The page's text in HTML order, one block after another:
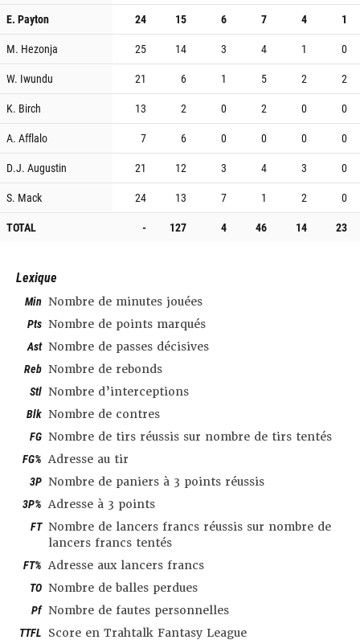
E. Payton
24 15 6 7 4
1
M. Hezonja
25 14 3 4 1
0
W. Iwundu
21 6 1 5 2
2
K. Birch
13 2 0 2 0
0
A. Afflalo
7 6 0 0 0
0
D.J. Augustin
21 12 3 4 3
0
S. Mack
24 13 7 1 2
0
TOTAL
- 127 4 46 14 23
Lexique
Min Nombre de minutes jouées
Pts Nombre de points marqués
Ast Nombre de passes décisives
Reb Nombre de rebonds
Stl Nombre d’interceptions
Blk Nombre de contres
FG Nombre de tirs réussis sur nombre de tirs tentés
FG% Adresse au tir
3P Nombre de paniers à 3 points réussis
3P% Adresse à 3 points
FT Nombre de lancers francs réussis sur nombre de
lancers francs tentés
FT% Adresse aux lancers francs
TO Nombre de balles perdues
Pf Nombre de fautes personnelles
TTFL Score en Trahtalk Fantasy League